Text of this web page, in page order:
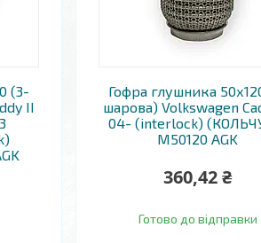
(3-
II
Гофра глушника
шарова) Volkswagen
04- (interlock)
M50120 AGK
360,42 ₴
Готово до відправки